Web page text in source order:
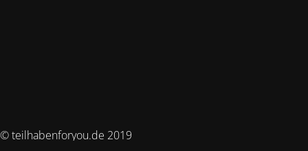
© teilhabenforyou.de 2019